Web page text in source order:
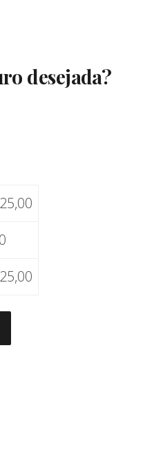
desejada?